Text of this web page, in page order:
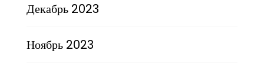
Декабрь 2023
Ноябрь 2023